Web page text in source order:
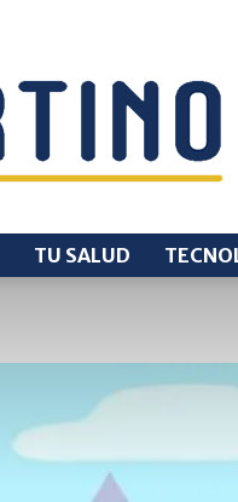
TU SALUD